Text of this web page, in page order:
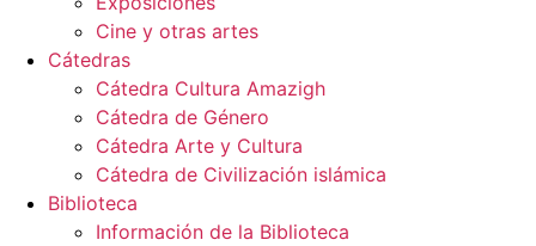
Cine y otras artes
Cátedras
Cátedra Cultura Amazigh
Cátedra de Género
Cátedra Arte y Cultura
Cátedra de Civilización islámica
Biblioteca
Información de la Biblioteca